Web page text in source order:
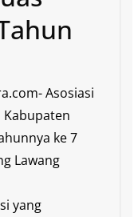
Asosiasi
Kabupaten
ke 7
Lawang
yang